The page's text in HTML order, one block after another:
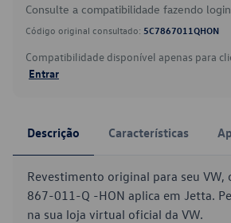
Consulte a compatibilidade fazendo
Código original consultado: 5C7867011QHON
Compatibilidade disponível apenas para
Entrar
Descrição Características
Revestimento original para seu VW,
867-011-Q -HON aplica em Jetta.
na sua loja virtual oficial da VW.